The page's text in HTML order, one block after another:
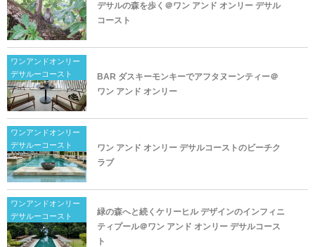
デサルの森を歩く＠ワン アンド オンリー デサル
コースト
ワンアンドオンリー
デサルーコースト
BAR ダスキーモンキーでアフタヌーンティー＠
ワン アンド オンリー
ワンアンドオンリー
デサルーコースト
ワン アンド オンリー デサルコーストのビーチク
ラブ
ワンアンドオンリー
デサルーコースト
緑の森へと続くケリーヒル デザインのインフィニ
ティプール＠ワン アンド オンリー デサルコース
ト